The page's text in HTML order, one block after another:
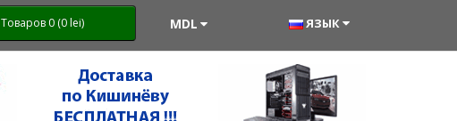
Товаров 0 (0 lei) MDL ЯЗЫК